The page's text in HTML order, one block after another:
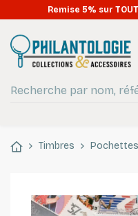
Remise 5% sur
Timbres